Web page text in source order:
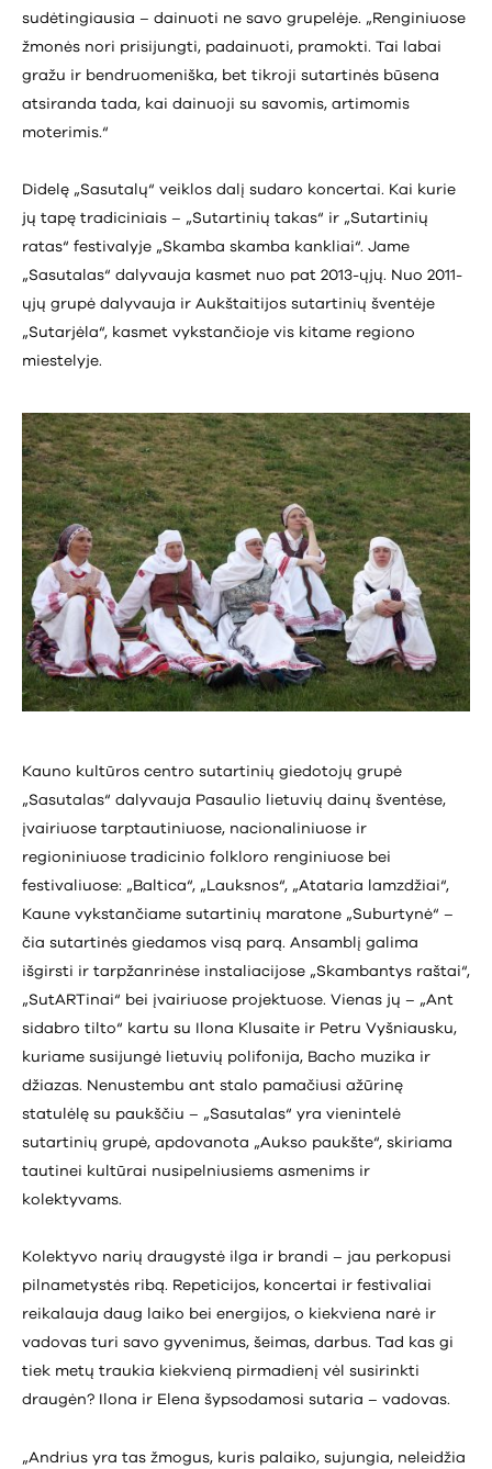
sudėtingiausia – dainuoti ne savo grupelėje. „Renginiuose
žmonės nori prisijungti, padainuoti, pramokti. Tai labai
gražu ir bendruomeniška, bet tikroji sutartinės būsena
atsiranda tada, kai dainuoji su savomis, artimomis
moterimis.“
Didelę „Sasutalų“ veiklos dalį sudaro koncertai. Kai kurie
jų tapę tradiciniais – „Sutartinių takas“ ir „Sutartinių
ratas“ festivalyje „Skamba skamba kankliai“. Jame
„Sasutalas“ dalyvauja kasmet nuo pat 2013-ųjų. Nuo 2011-
ųjų grupė dalyvauja ir Aukštaitijos sutartinių šventėje
„Sutarjėla“, kasmet vykstančioje vis kitame regiono
miestelyje.
Kauno kultūros centro sutartinių giedotojų grupė
„Sasutalas“ dalyvauja Pasaulio lietuvių dainų šventėse,
įvairiuose tarptautiniuose, nacionaliniuose ir
regioniniuose tradicinio folkloro renginiuose bei
festivaliuose: „Baltica“, „Lauksnos“, „Atataria lamzdžiai“,
Kaune vykstančiame sutartinių maratone „Suburtynė“ –
čia sutartinės giedamos visą parą. Ansamblį galima
išgirsti ir tarpžanrinėse instaliacijose „Skambantys raštai“,
„SutARTinai“ bei įvairiuose projektuose. Vienas jų – „Ant
sidabro tilto“ kartu su Ilona Klusaite ir Petru Vyšniausku,
kuriame susijungė lietuvių polifonija, Bacho muzika ir
džiazas. Nenustembu ant stalo pamačiusi ažūrinę
statulėlę su paukščiu – „Sasutalas“ yra vienintelė
sutartinių grupė, apdovanota „Aukso paukšte“, skiriama
tautinei kultūrai nusipelniusiems asmenims ir
kolektyvams.
Kolektyvo narių draugystė ilga ir brandi – jau perkopusi
pilnametystės ribą. Repeticijos, koncertai ir festivaliai
reikalauja daug laiko bei energijos, o kiekviena narė ir
vadovas turi savo gyvenimus, šeimas, darbus. Tad kas gi
tiek metų traukia kiekvieną pirmadienį vėl susirinkti
draugėn? Ilona ir Elena šypsodamosi sutaria – vadovas.
„Andrius yra tas žmogus, kuris palaiko, sujungia, neleidžia